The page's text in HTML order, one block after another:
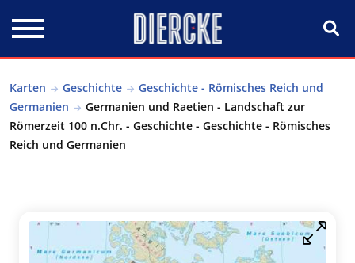
Karten Geschichte
Geschichte - Römisches Reich und
Germanien
Germanien und Raetien - Landschaft zur
Römerzeit 100 n.Chr. - Geschichte - Geschichte - Römisches
Reich und Germanien